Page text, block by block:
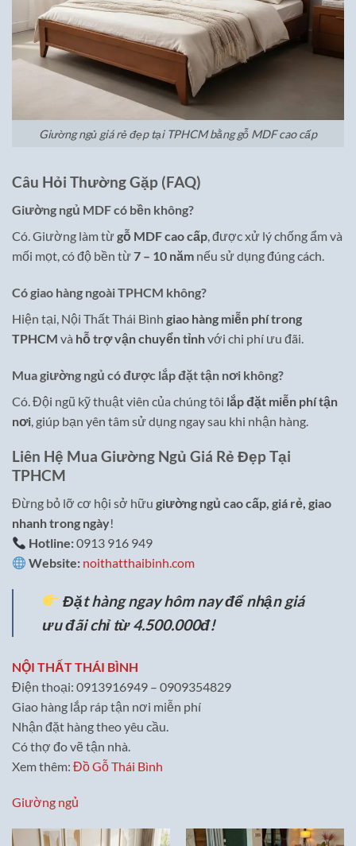
Giường ngủ giá rẻ đẹp tại TPHCM bằng gỗ MDF cao cấp
Câu Hỏi Thường Gặp (FAQ)
Giường ngủ MDF có bền không?
Có. Giường làm từgỗ MDF cao cấp, được xử lý chống ẩm và
mối mọt, có độ bền từ7 – 10 năm nếu sử dụng đúng cách.
Có giao hàng ngoài TPHCM không?
Hiện tại, Nội Thất Thái Bình giao hàng miễn phí trong
TPHCM và hỗ trợ vận chuyển tỉnhvới chi phí ưu đãi.
Mua giường ngủ có được lắp đặt tận nơi không?
Có. Đội ngũ kỹ thuật viên của chúng tôi lắp đặt miễn phí tận
nơi , giúp bạn yên tâm sử dụng ngay sau khi nhận hàng.
Liên Hệ Mua Giường Ngủ Giá Rẻ Đẹp Tại
TPHCM
Đừng bỏ lỡ cơ hội sở hữu giường ngủ cao cấp, giá rẻ, giao
nhanh trong ngày!
Hotline:0913 916 949
Website: noithatthaibinh.com
Đặt hàng ngay hôm nay để nhận giá
ưu đãi chỉ từ 4.500.000đ!
NỘI THẤT THÁI BÌNH
Điện thoại: 0913916949 – 0909354829
Giao hàng lắp ráp tận nơi miễn phí
Nhận đặt hàng theo yêu cầu.
Có thợ đo vẽ tận nhà.
Xem thêm: Đồ Gỗ Thái Bình
Giường ngủ